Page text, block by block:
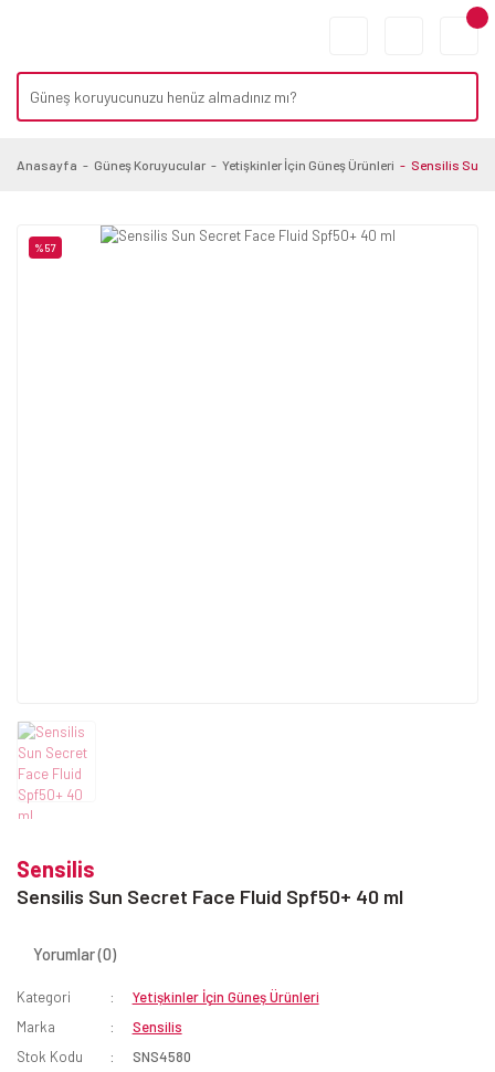
Anasayfa Güneş Koruyucular Yetişkinler İçin Güneş Ürünleri Sensilis Sun
%57
Sensilis
Sensilis Sun Secret Face Fluid Spf50+ 40 ml
Yorumlar (0)
Kategori
Yetişkinler İçin Güneş Ürünleri
Marka
Sensilis
Stok Kodu
SNS4580